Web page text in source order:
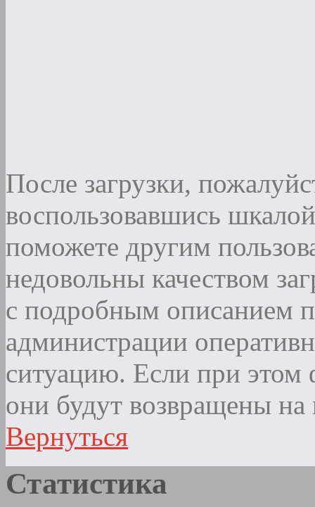
После загрузки,
воспользовавшись
поможете другим
недовольны качеством
с подробным описанием
администрации
ситуацию. Если при этом
они будут возвращены на
Вернуться
Статистика